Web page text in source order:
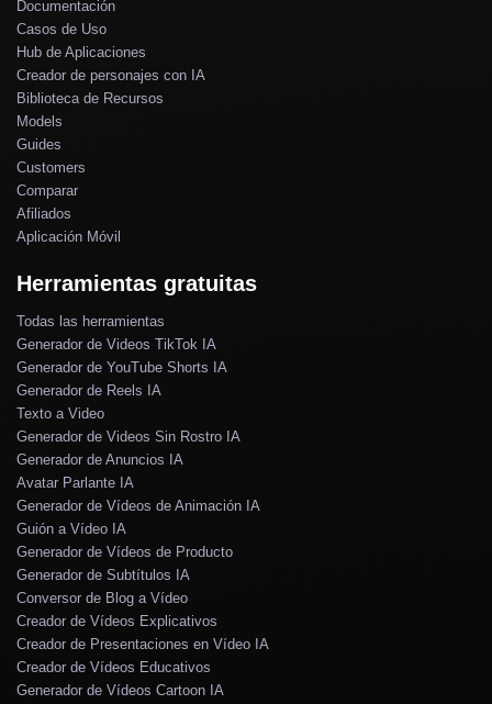
Documentación
Casos de Uso
Hub de Aplicaciones
Creador de personajes con IA
Biblioteca de Recursos
Models
Guides
Customers
Comparar
Afiliados
Aplicación Móvil
Herramientas gratuitas
Todas las herramientas
Generador de Videos TikTok IA
Generador de YouTube Shorts IA
Generador de Reels IA
Texto a Video
Generador de Videos Sin Rostro IA
Generador de Anuncios IA
Avatar Parlante IA
Generador de Vídeos de Animación IA
Guión a Vídeo IA
Generador de Vídeos de Producto
Generador de Subtítulos IA
Conversor de Blog a Vídeo
Creador de Vídeos Explicativos
Creador de Presentaciones en Vídeo IA
Creador de Vídeos Educativos
Generador de Vídeos Cartoon IA